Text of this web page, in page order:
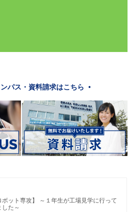
パス・資料請求はこちら
ボット専攻】 ～１年生が工場見学に行って
した～